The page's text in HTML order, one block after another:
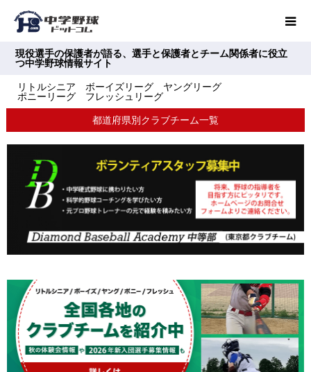
現役選手の保護者が語る、選手と保護者とチーム関係者に役立
つ中学野球情報サイト
リトルシニア ボーイズリーグ ヤングリーグ
ポニーリーグ フレッシュリーグ
都道府県別クラブチーム一覧